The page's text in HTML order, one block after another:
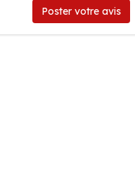
Poster votre avis